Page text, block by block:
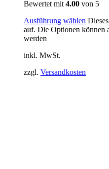
Bewertet mit 4.00 von 5
Ausführung wählen
auf. Die Optionen können
werden
inkl. MwSt.
zzgl. Versandkosten